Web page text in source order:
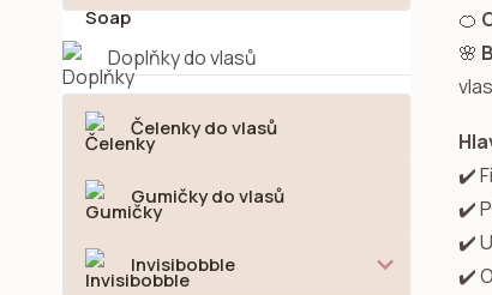
Doplňky do vlasů
Čelenky do vlasů
Gumičky do vlasů
Invisibobble
🍊
🌸
✔️
✔️
✔️
✔️